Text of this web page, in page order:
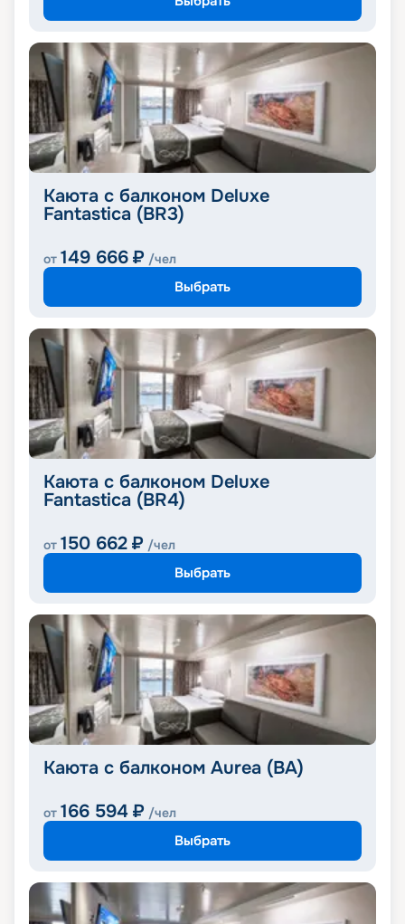
Каюта с балконом Deluxe
Fantastica (BR3)
от 149 666 ₽ /чел
Выбрать
Каюта с балконом Deluxe
Fantastica (BR4)
от 150 662 ₽ /чел
Выбрать
Каюта с балконом Aurea (BA)
от 166 594 ₽ /чел
Выбрать